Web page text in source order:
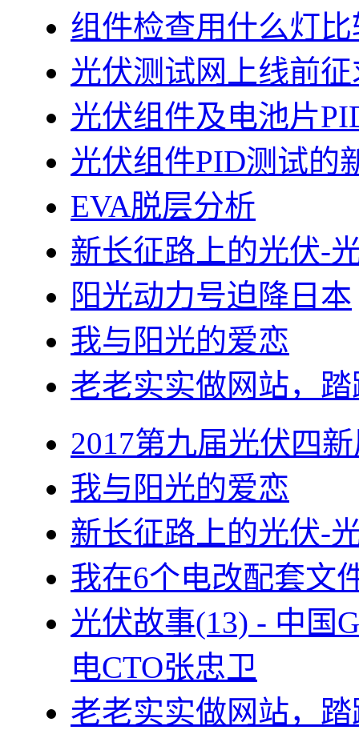
组件检查用什么灯
光伏测试网上线前
光伏组件及电池片
光伏组件PID测试的
EVA脱层分析
新长征路上的光伏-
阳光动力号迫降日本
我与阳光的爱恋
老老实实做网站，
2017第九届光伏四
我与阳光的爱恋
新长征路上的光伏-
我在6个电改配套文
光伏故事(13) - 中国
电CTO张忠卫
老老实实做网站，